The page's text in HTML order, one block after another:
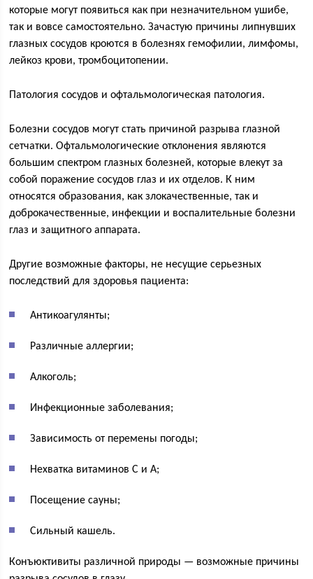
которые могут появиться как при незначительном ушибе,
так и вовсе самостоятельно. Зачастую причины липнувших
глазных сосудов кроются в болезнях гемофилии, лимфомы,
лейкоз крови, тромбоцитопении.
Патология сосудов и офтальмологическая патология.
Болезни сосудов могут стать причиной разрыва глазной
сетчатки. Офтальмологические отклонения являются
большим спектром глазных болезней, которые влекут за
собой поражение сосудов глаз и их отделов. К ним
относятся образования, как злокачественные, так и
доброкачественные, инфекции и воспалительные болезни
глаз и защитного аппарата.
Другие возможные факторы, не несущие серьезных
последствий для здоровья пациента:
Антикоагулянты;
Различные аллергии;
Алкоголь;
Инфекционные заболевания;
Зависимость от перемены погоды;
Нехватка витаминов C и A;
Посещение сауны;
Сильный кашель.
Конъюктивиты различной природы — возможные причины